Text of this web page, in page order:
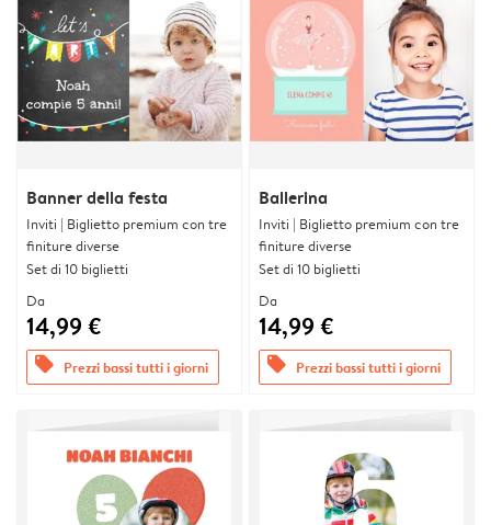
Banner della festa
Inviti | Biglietto premium con tre
finiture diverse
Set di 10 biglietti
Da
14,99 €
offers Prezzi bassi tutti i giorni
Ballerina
Inviti | Biglietto premium con tre
finiture diverse
Set di 10 biglietti
Da
14,99 €
offers Prezzi bassi tutti i giorni